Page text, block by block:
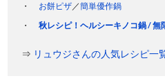
お餅ピザ／簡単優作鍋
秋レシピ！ヘルシーキノコ鍋 / 無
⇒ リュウジさんの人気レシピ一